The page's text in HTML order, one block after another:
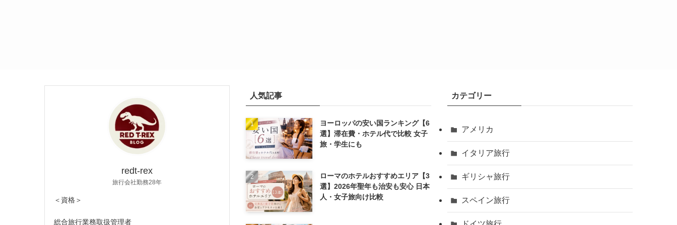
redt-rex
旅行会社勤務28年
＜資格＞
総合旅行業務取扱管理者
人気記事
ヨーロッパの安い国ランキング【6
選】滞在費・ホテル代で比較 女子
旅・学生にも
ローマのホテルおすすめエリア【3
選】2026年聖年も治安も安心 日本
人・女子旅向け比較
カテゴリー
アメリカ
イタリア旅行
ギリシャ旅行
スペイン旅行